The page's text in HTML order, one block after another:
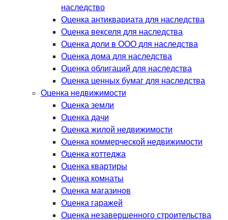
наследство
Оценка антиквариата для наследства
Оценка векселя для наследства
Оценка доли в ООО для наследства
Оценка дома для наследства
Оценка облигаций для наследства
Оценка ценных бумаг для наследства
Оценка недвижимости
Оценка земли
Оценка дачи
Оценка жилой недвижимости
Оценка коммерческой недвижимости
Оценка коттеджа
Оценка квартиры
Оценка комнаты
Оценка магазинов
Оценка гаражей
Оценка незавершенного строительства